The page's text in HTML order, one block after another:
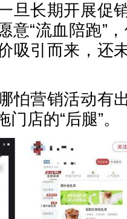
长期开展促
意“流血陪跑”
吸引而来，还
营销活动有
店的“后腿”。